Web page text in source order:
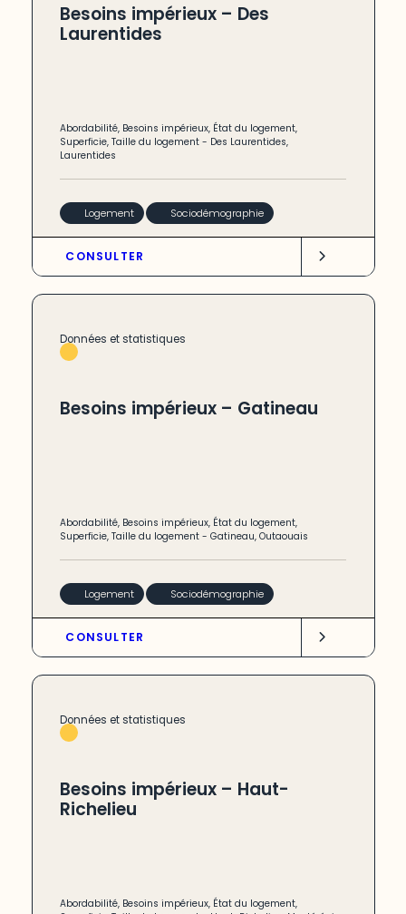
Besoins impérieux – Des
Laurentides
Abordabilité, Besoins impérieux, État du logement,
Superficie,Taille du logement - Des Laurentides,
Laurentides
Logement Sociodémographie
CONSULTER
Données et statistiques
Besoins impérieux – Gatineau
Abordabilité, Besoins impérieux, État du logement,
Superficie,Taille du logement -Gatineau,Outaouais
Logement Sociodémographie
CONSULTER
Données et statistiques
Besoins impérieux – Haut-
Richelieu
Abordabilité, Besoins impérieux, État du logement,